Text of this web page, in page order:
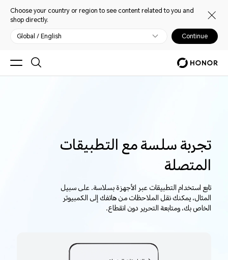
Choose your country or region to see content related to you and
shop directly.
Global / English Continue
تجربة سلسة مع التطبيقات
المتصلة
تابع استخدام التطبيقات عبر الأجهزة بسلاسة. على سبيل
المثال، يمكنك نقل الملاحظات من هاتفك إلى الكمبيوتر
الخاص بك، ومتابعة التحرير دون انقطاع.